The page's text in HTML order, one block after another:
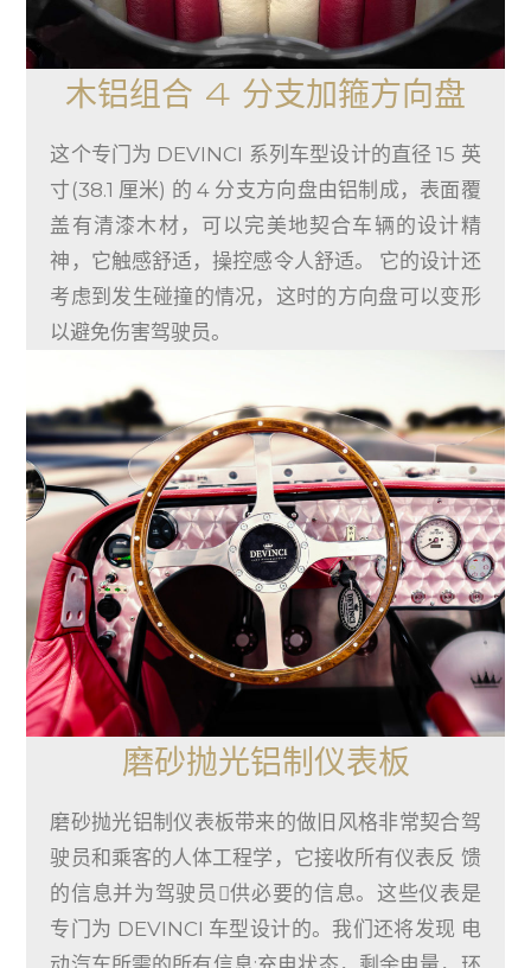
木铝组合 4 分支加箍方向盘
这个专门为 DEVINCI 系列车型设计的直径 15 英
寸(38.1 厘米) 的 4 分支方向盘由铝制成，表面覆
盖有清漆木材，可以完美地契合车辆的设计精
神，它触感舒适，操控感令人舒适。 它的设计还
考虑到发生碰撞的情况，这时的方向盘可以变形
以避免伤害驾驶员。
磨砂抛光铝制仪表板
磨砂抛光铝制仪表板带来的做旧风格非常契合驾
驶员和乘客的人体工程学，它接收所有仪表反 馈
的信息并为驾驶员􏰀供必要的信息。这些仪表是
专门为 DEVINCI 车型设计的。我们还将发现 电